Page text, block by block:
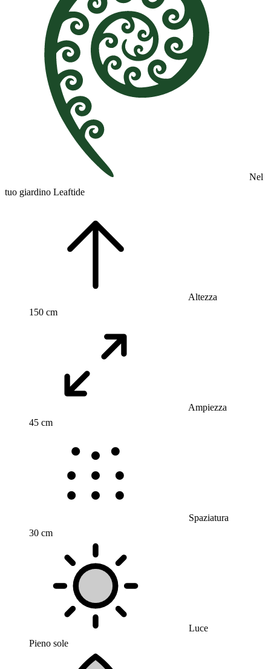
Nel
tuo giardino Leaftide
Altezza
150 cm
Ampiezza
45 cm
Spaziatura
30 cm
Luce
Pieno sole